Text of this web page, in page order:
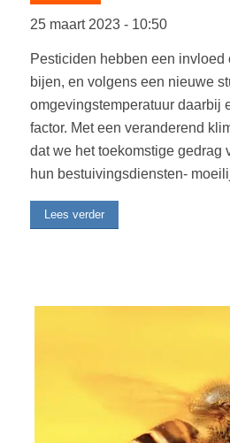
25 maart 2023 -10:50
Pesticiden hebben een invloed
bijen, en volgens een nieuwe
omgevingstemperatuur daarbij
factor. Met een veranderend
dat we het toekomstige gedrag
hun bestuivingsdiensten-
Lees verder